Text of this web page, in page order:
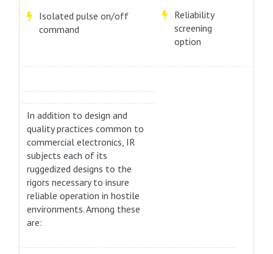
Isolated pulse on/off
command
Reliability
screening
option
In addition to design and
quality practices common to
commercial electronics, IR
subjects each of its
ruggedized designs to the
rigors necessary to insure
reliable operation in hostile
environments. Among these
are: